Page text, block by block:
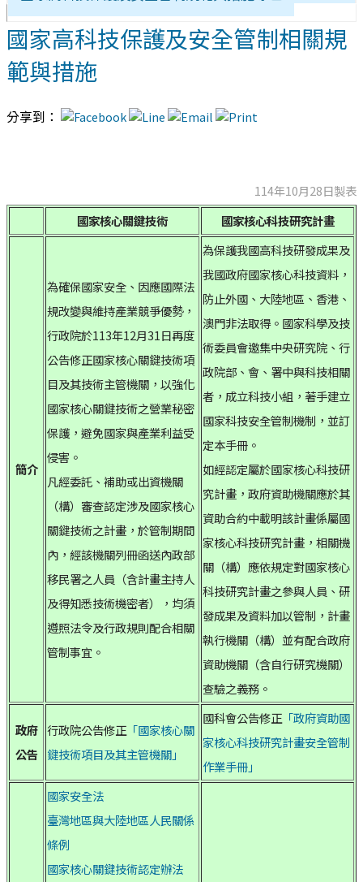
國家高科技保護及安全管制相關規
範與措施
分享到：
114年10月28日製表
國家核心關鍵技術
國家核心科技研究計畫
簡介
為確保國家安全、因應國際法
規改變與維持產業競爭優勢，
行政院於113年12月31日再度
公告修正國家核心關鍵技術項
目及其技術主管機關，以強化
國家核心關鍵技術之營業秘密
保護，避免國家與產業利益受
侵害。
凡經委託、補助或出資機關
（構）審查認定涉及國家核心
關鍵技術之計畫，於管制期間
內，經該機關列冊函送內政部
移民署之人員（含計畫主持人
及得知悉技術機密者），均須
遵照法令及行政規則配合相關
管制事宜。
為保護我國高科技研發成果及
我國政府國家核心科技資料，
防止外國、大陸地區、香港、
澳門非法取得。國家科學及技
術委員會邀集中央研究院、行
政院部、會、署中與科技相關
者，成立科技小組，著手建立
國家科技安全管制機制，並訂
定本手冊。
如經認定屬於國家核心科技研
究計畫，政府資助機關應於其
資助合約中載明該計畫係屬國
家核心科技研究計畫，相關機
關（構）應依規定對國家核心
科技研究計畫之參與人員、研
發成果及資料加以管制，計畫
執行機關（構）並有配合政府
資助機關（含自行研究機關）
查驗之義務。
政府
公告
行政院公告修正 「國家核心關
鍵技術項目及其主管機關」
國科會公告修正 「政府資助國
家核心科技研究計畫安全管制
作業手冊」
國家安全法
臺灣地區與大陸地區人民關係
條例
國家核心關鍵技術認定辦法